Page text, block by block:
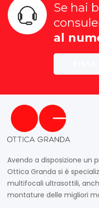
Se hai
al
Avendo a disposizione un
Ottica Granda si è
multifocali ultrasottili,
montature delle migliori